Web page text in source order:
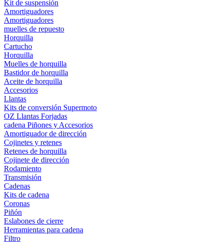
Kit de suspensión
Amortiguadores
Amortiguadores
muelles de repuesto
Horquilla
Cartucho
Horquilla
Muelles de horquilla
Bastidor de horquilla
Aceite de horquilla
Accesorios
Llantas
Kits de conversión Supermoto
OZ Llantas Forjadas
cadena Piñones y Accesorios
Amortiguador de dirección
Cojinetes y retenes
Retenes de horquilla
Cojinete de dirección
Rodamiento
Transmisión
Cadenas
Kits de cadena
Coronas
Piñón
Eslabones de cierre
Herramientas para cadena
Filtro